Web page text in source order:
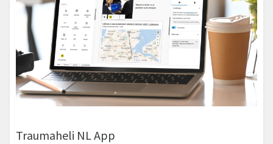
Traumaheli NL App